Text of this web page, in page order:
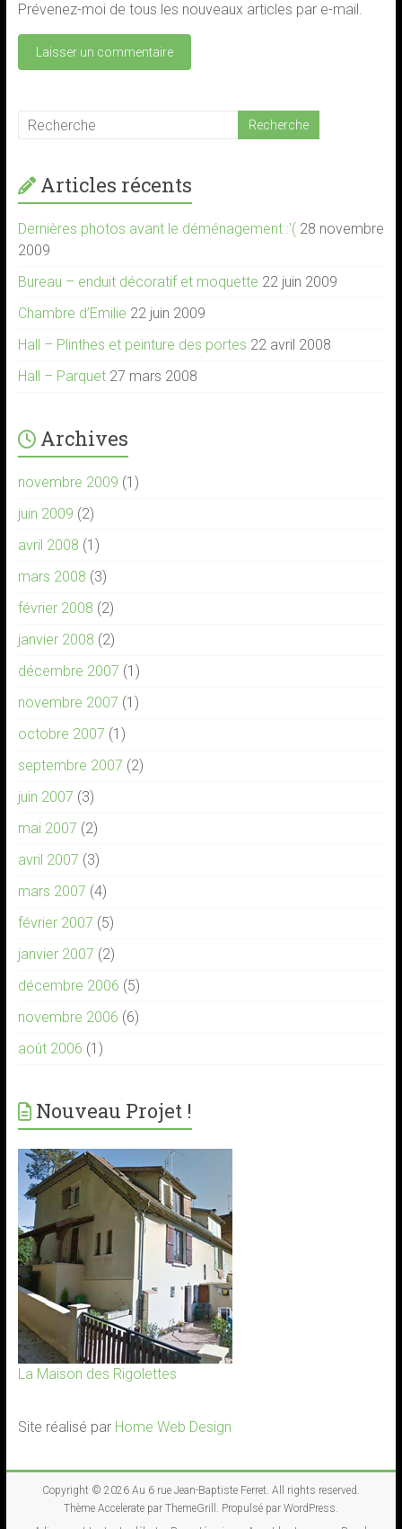
Prévenez-moi de tous les nouveaux articles par e-mail.
Articles récents
Dernières photos avant le déménagement :'( 28 novembre
2009
Bureau – enduit décoratif et moquette 22 juin 2009
Chambre d’Emilie 22 juin 2009
Hall – Plinthes et peinture des portes 22 avril 2008
Hall – Parquet 27 mars 2008
Archives
novembre 2009 (1)
juin 2009 (2)
avril 2008 (1)
mars 2008 (3)
février 2008 (2)
janvier 2008 (2)
décembre 2007 (1)
novembre 2007 (1)
octobre 2007 (1)
septembre 2007 (2)
juin 2007 (3)
mai 2007 (2)
avril 2007 (3)
mars 2007 (4)
février 2007 (5)
janvier 2007 (2)
décembre 2006 (5)
novembre 2006 (6)
août 2006 (1)
Nouveau Projet !
La Maison des Rigolettes
Site réalisé par Home Web Design
Copyright © 2026 Au 6 rue Jean-Baptiste Ferret. All rights reserved.
Thème Acceleratepar ThemeGrill. Propulsé par WordPress.